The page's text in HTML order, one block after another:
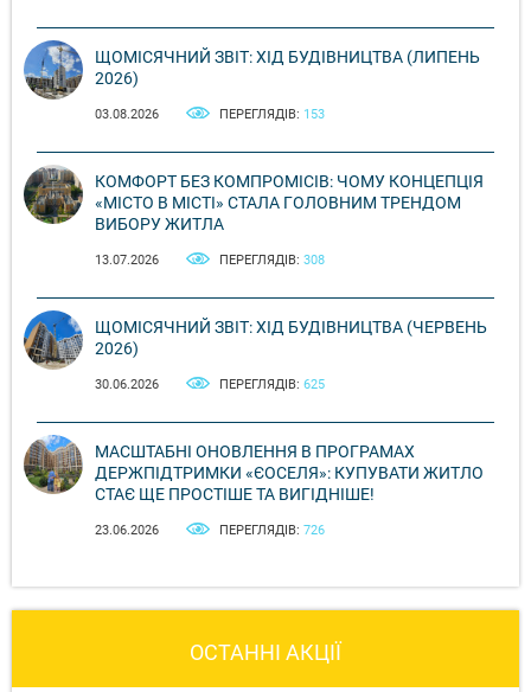
ЩОМІСЯЧНИЙ ЗВІТ: ХІД БУДІВНИЦТВА (ЛИПЕНЬ
2026)
03.08.2026 ПЕРЕГЛЯДІВ: 153
КОМФОРТ БЕЗ КОМПРОМІСІВ: ЧОМУ КОНЦЕПЦІЯ
«МІСТО В МІСТІ» СТАЛА ГОЛОВНИМ ТРЕНДОМ
ВИБОРУ ЖИТЛА
13.07.2026 ПЕРЕГЛЯДІВ: 308
ЩОМІСЯЧНИЙ ЗВІТ: ХІД БУДІВНИЦТВА (ЧЕРВЕНЬ
2026)
30.06.2026 ПЕРЕГЛЯДІВ: 625
МАСШТАБНІ ОНОВЛЕННЯ В ПРОГРАМАХ
ДЕРЖПІДТРИМКИ «ЄОСЕЛЯ»: КУПУВАТИ ЖИТЛО
СТАЄ ЩЕ ПРОСТІШЕ ТА ВИГІДНІШЕ!
23.06.2026 ПЕРЕГЛЯДІВ: 726
ОСТАННІ АКЦІЇ